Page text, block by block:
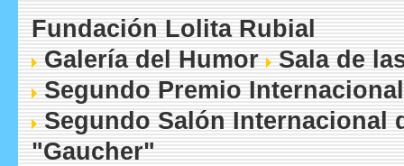
Fundación Lolita Rubial
Galería del Humor
Sala de
Segundo Premio
Segundo Salón Internacional
"Gaucher"